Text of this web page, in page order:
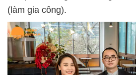
(làm gia công).